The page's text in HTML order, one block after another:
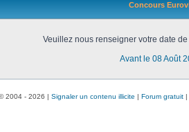
Concours
Veuillez nous renseigner votre date
Avant le 08 Août
2004 - 2026 | Signaler un contenu illicite | Forum gratuit|